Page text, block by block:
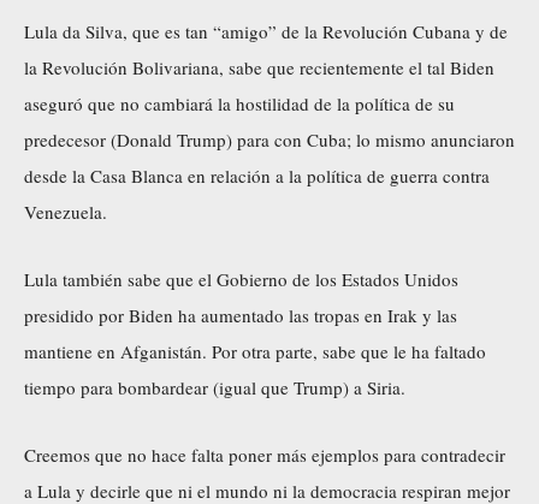
Lula da Silva, que es tan “amigo” de la Revolución Cubana y de
la Revolución Bolivariana, sabe que recientemente el tal Biden
aseguró que no cambiará la hostilidad de la política de su
predecesor (Donald Trump) para con Cuba; lo mismo anunciaron
desde la Casa Blanca en relación a la política de guerra contra
Venezuela.
Lula también sabe que el Gobierno de los Estados Unidos
presidido por Biden ha aumentado las tropas en Irak y las
mantiene en Afganistán. Por otra parte, sabe que le ha faltado
tiempo para bombardear (igual que Trump) a Siria.
Creemos que no hace falta poner más ejemplos para contradecir
a Lula y decirle que ni el mundo ni la democracia respiran mejor